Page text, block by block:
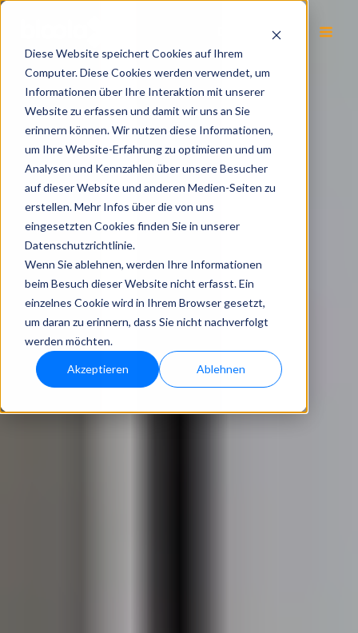
Diese Website speichert Cookies auf Ihrem
Computer. Diese Cookies werden verwendet, um
Informationen über Ihre Interaktion mit unserer
Website zu erfassen und damit wir uns an Sie
erinnern können. Wir nutzen diese Informationen,
um Ihre Website-Erfahrung zu optimieren und um
Analysen und Kennzahlen über unsere Besucher
auf dieser Website und anderen Medien-Seiten zu
erstellen. Mehr Infos über die von uns
eingesetzten Cookies finden Sie in unserer
Datenschutzrichtlinie.
Wenn Sie ablehnen, werden Ihre Informationen
beim Besuch dieser Website nicht erfasst. Ein
einzelnes Cookie wird in Ihrem Browser gesetzt,
um daran zu erinnern, dass Sie nicht nachverfolgt
werden möchten.
Akzeptieren Ablehnen